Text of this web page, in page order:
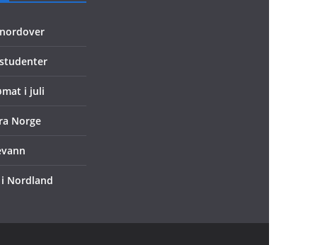
i juli
Norge
Nordland